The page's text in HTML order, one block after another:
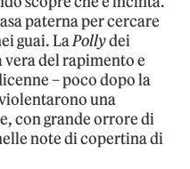
paterna per cercare
guai. LaPollydei
vera del rapimento e
– poco dopo la
una
con grande orrore di
note di copertina di